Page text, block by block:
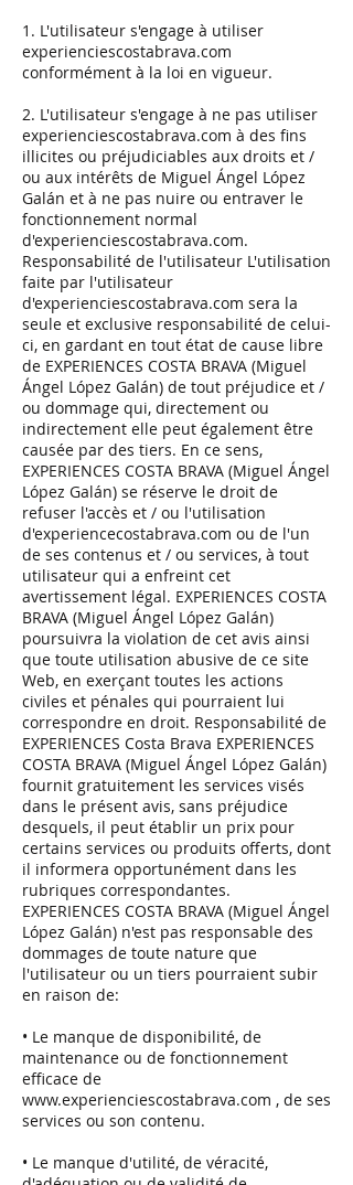
1. L'utilisateur s'engage à utiliser
experienciescostabrava.com
conformément à la loi en vigueur.
2. L'utilisateur s'engage à ne pas utiliser
experienciescostabrava.com à des fins
illicites ou préjudiciables aux droits et /
ou aux intérêts de Miguel Ángel López
Galán et à ne pas nuire ou entraver le
fonctionnement normal
d'experienciescostabrava.com.
Responsabilité de l'utilisateur L'utilisation
faite par l'utilisateur
d'experienciescostabrava.com sera la
seule et exclusive responsabilité de celui-
ci, en gardant en tout état de cause libre
de EXPERIENCES COSTA BRAVA (Miguel
Ángel López Galán) de tout préjudice et /
ou dommage qui, directement ou
indirectement elle peut également être
causée par des tiers. En ce sens,
EXPERIENCES COSTA BRAVA (Miguel Ángel
López Galán) se réserve le droit de
refuser l'accès et / ou l'utilisation
d'experiencecostabrava.com ou de l'un
de ses contenus et / ou services, à tout
utilisateur qui a enfreint cet
avertissement légal. EXPERIENCES COSTA
BRAVA (Miguel Ángel López Galán)
poursuivra la violation de cet avis ainsi
que toute utilisation abusive de ce site
Web, en exerçant toutes les actions
civiles et pénales qui pourraient lui
correspondre en droit. Responsabilité de
EXPERIENCES Costa Brava EXPERIENCES
COSTA BRAVA (Miguel Ángel López Galán)
fournit gratuitement les services visés
dans le présent avis, sans préjudice
desquels, il peut établir un prix pour
certains services ou produits offerts, dont
il informera opportunément dans les
rubriques correspondantes.
EXPERIENCES COSTA BRAVA (Miguel Ángel
López Galán) n'est pas responsable des
dommages de toute nature que
l'utilisateur ou un tiers pourraient subir
en raison de:
• Le manque de disponibilité, de
maintenance ou de fonctionnement
efficace de
www.experienciescostabrava.com , de ses
services ou son contenu.
• Le manque d'utilité, de véracité,